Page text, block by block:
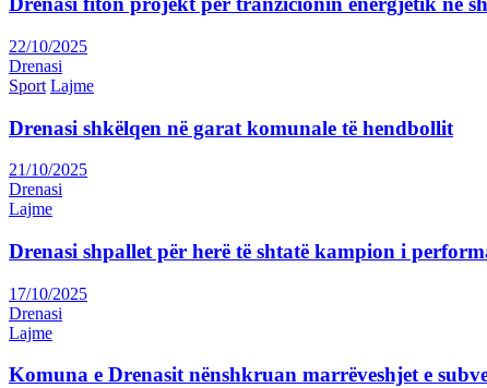
22/10/2025
Drenasi
Sport Lajme
Drenasi shkëlqen në garat komunale të hendbollit
21/10/2025
Drenasi
Lajme
Drenasi shpallet për herë të shtatë kampion i
17/10/2025
Drenasi
Lajme
Komuna e Drenasit nënshkruan marrëveshjet e